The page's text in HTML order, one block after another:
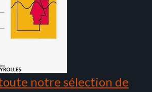
notre sélection de